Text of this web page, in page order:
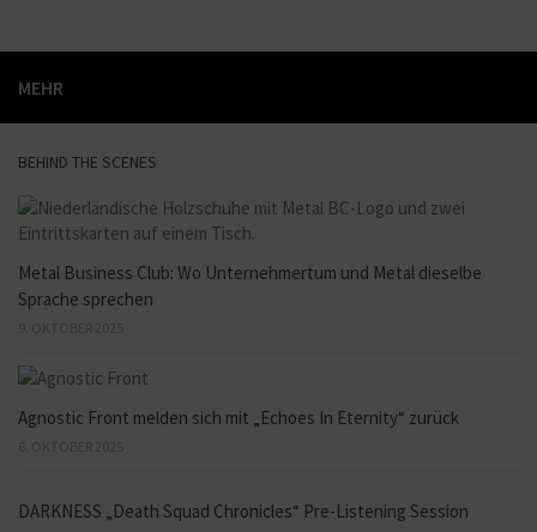
MEHR
BEHIND THE SCENES
Metal Business Club: Wo Unternehmertum und Metal dieselbe
Sprache sprechen
Agnostic Front melden sich mit „Echoes In Eternity“ zurück
DARKNESS „Death Squad Chronicles“ Pre-Listening Session